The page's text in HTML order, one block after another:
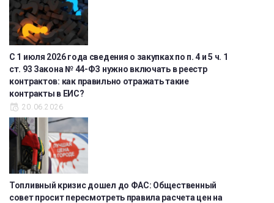
С 1 июля 2026 года сведения о закупках по п. 4 и 5 ч. 1
ст. 93 Закона № 44-ФЗ нужно включать в реестр
контрактов: как правильно отражать такие
контракты в ЕИС?
20.06.2026
Топливный кризис дошел до ФАС: Общественный
совет просит пересмотреть правила расчета цен на